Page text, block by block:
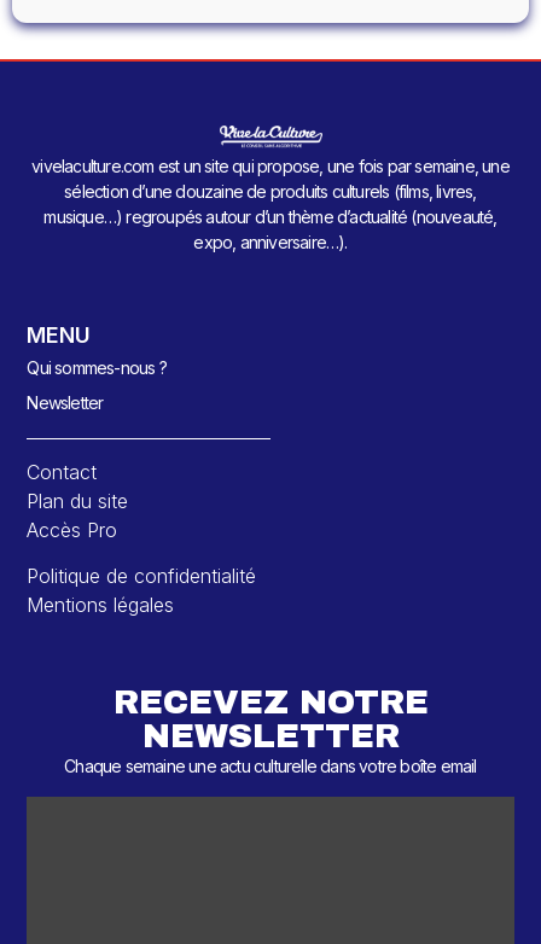
vivelaculture.com est un site qui propose, une fois par semaine, une
sélection d’une douzaine de produits culturels (films, livres,
musique…) regroupés autour d’un thème d’actualité (nouveauté,
expo, anniversaire…).
MENU
Qui sommes-nous ?
Newsletter
Contact
Plan du site
Accès Pro
Politique de confidentialité
Mentions légales
RECEVEZ NOTRE
NEWSLETTER
Chaque semaine une actu culturelle dans votre boîte email